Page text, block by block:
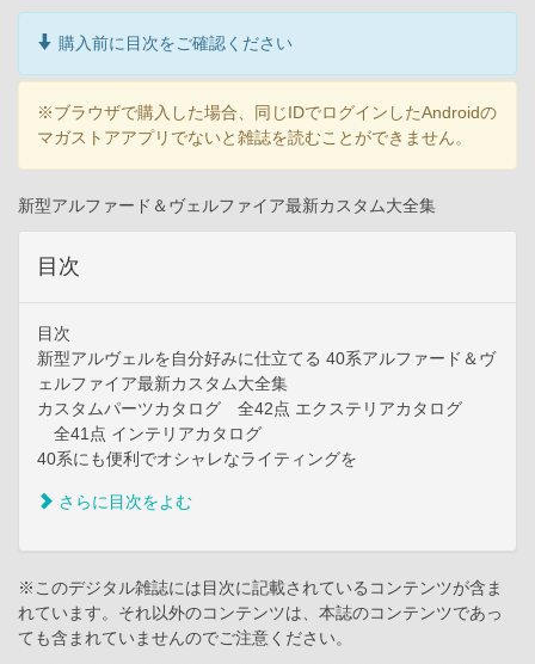
購入前に目次をご確認ください
※ブラウザで購入した場合、同じIDでログインしたAndroidの
マガストアアプリでないと雑誌を読むことができません。
新型アルファード＆ヴェルファイア最新カスタム大全集
目次
目次
新型アルヴェルを自分好みに仕立てる 40系アルファード＆ヴ
ェルファイア最新カスタム大全集
カスタムパーツカタログ 全42点 エクステリアカタログ
全41点 インテリアカタログ
40系にも便利でオシャレなライティングを
さらに目次をよむ
※このデジタル雑誌には目次に記載されているコンテンツが含ま
れています。それ以外のコンテンツは、本誌のコンテンツであっ
ても含まれていませんのでご注意ください。